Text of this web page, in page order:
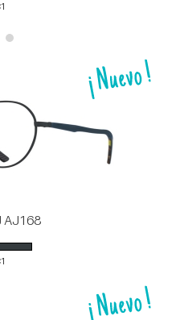
AJ168